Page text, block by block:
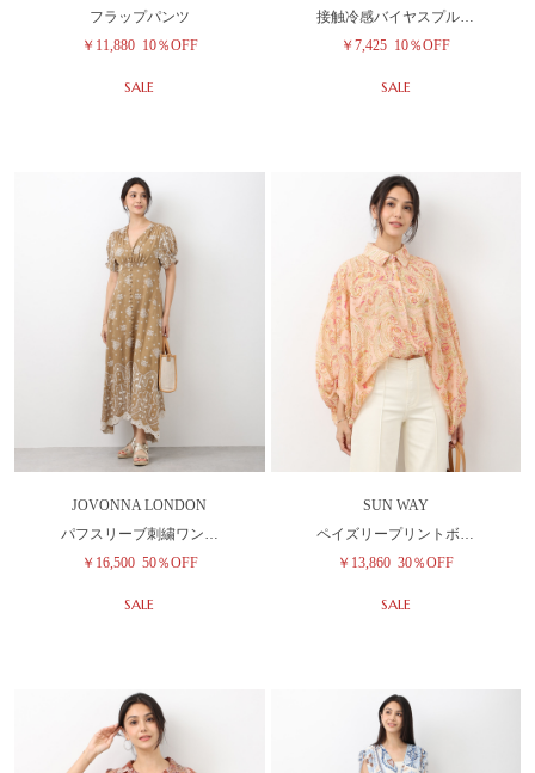
フラップパンツ
￥11,880 10％OFF
SALE
接触冷感バイヤスプル…
￥7,425 10％OFF
SALE
JOVONNA LONDON
パフスリーブ刺繍ワン…
￥16,500 50％OFF
SALE
SUN WAY
ペイズリープリントボ…
￥13,860 30％OFF
SALE